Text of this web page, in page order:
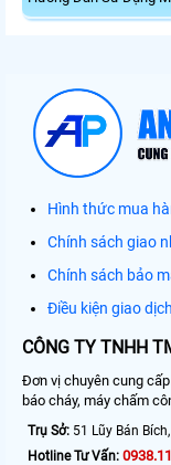
Hình thức mua
Chính sách giao
Chính sách bảo
Điều kiện giao
CÔNG TY TNHH
Đơn vị chuyên cung
báo cháy, máy chấm
Trụ Sở: 51 Lũy Bán
Hotline Tư Vấn: